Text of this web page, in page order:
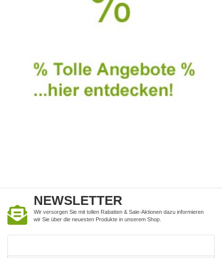
NEWSLETTER
Wir versorgen Sie mit tollen Rabatten & Sale-Aktionen dazu informieren
wir Sie über die neuesten Produkte in unserem Shop.